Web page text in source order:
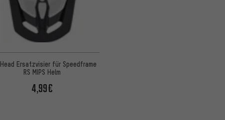
Ersatzvisier für Speedframe
RS MIPS Helm
4,99€